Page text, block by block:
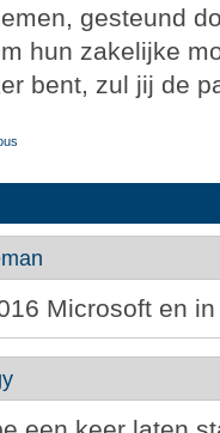
gesteund
hun zakelijke
bent, zul jij de
Microsoft en